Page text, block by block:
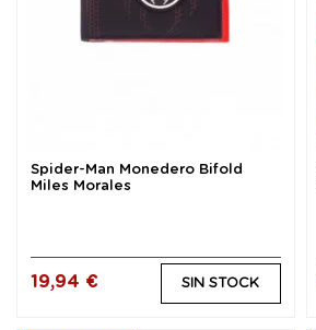
Spider-Man Monedero Bifold
Miles Morales
19,94 € SIN STOCK